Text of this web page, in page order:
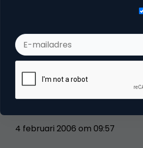
media
400 views? Wie is er in
zaterdagochtend!?
4 februari 2006 om 09:57